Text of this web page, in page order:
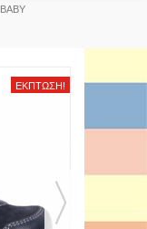
ΒΑΒΥ
ΈΚΠΤΩΣΗ!